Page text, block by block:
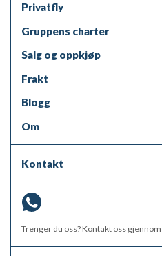
Privatfly
Gruppens charter
Salg og oppkjøp
Frakt
Blogg
Om
Kontakt
Trenger du oss? Kontakt oss gjennom